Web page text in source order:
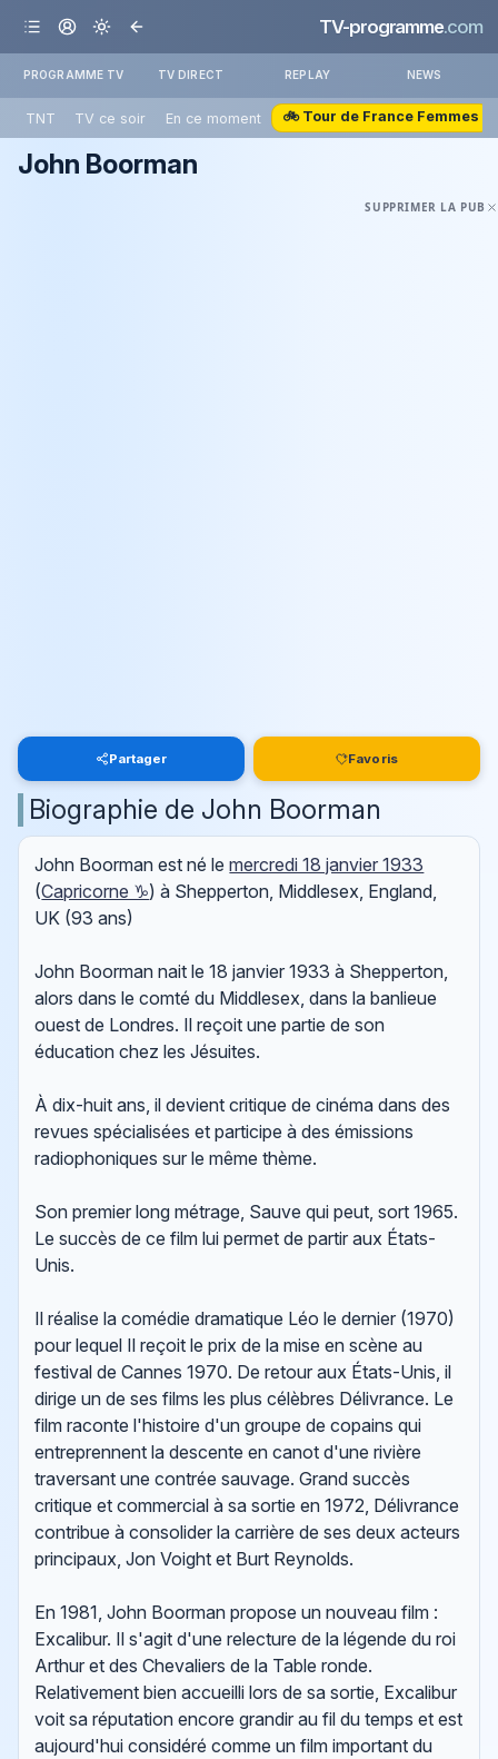
TV-programme.com
PROGRAMME TV TV DIRECT REPLAY NEWS
TNT TV ce soir En ce moment 🚲 Tour de France Femmes
John Boorman
SUPPRIMER LA PUB
Partager Favoris
Biographie de John Boorman
John Boorman est né lemercredi 18 janvier 1933
(Capricorne ♑) à Shepperton, Middlesex, England,
UK (93 ans)
John Boorman nait le 18 janvier 1933 à Shepperton,
alors dans le comté du Middlesex, dans la banlieue
ouest de Londres. Il reçoit une partie de son
éducation chez les Jésuites.
À dix-huit ans, il devient critique de cinéma dans des
revues spécialisées et participe à des émissions
radiophoniques sur le même thème.
Son premier long métrage, Sauve qui peut, sort 1965.
Le succès de ce film lui permet de partir aux États-
Unis.
Il réalise la comédie dramatique Léo le dernier (1970)
pour lequel Il reçoit le prix de la mise en scène au
festival de Cannes 1970. De retour aux États-Unis, il
dirige un de ses films les plus célèbres Délivrance. Le
film raconte l'histoire d'un groupe de copains qui
entreprennent la descente en canot d'une rivière
traversant une contrée sauvage. Grand succès
critique et commercial à sa sortie en 1972, Délivrance
contribue à consolider la carrière de ses deux acteurs
principaux, Jon Voight et Burt Reynolds.
En 1981, John Boorman propose un nouveau film :
Excalibur. Il s'agit d'une relecture de la légende du roi
Arthur et des Chevaliers de la Table ronde.
Relativement bien accueilli lors de sa sortie, Excalibur
voit sa réputation encore grandir au fil du temps et est
aujourd'hui considéré comme un film important du